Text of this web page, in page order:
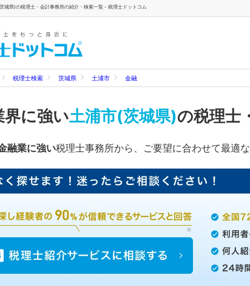
城県)の税理士・会計事務所の紹介・検索一覧 - 税理士ドットコム
税理士検索 茨城県 土浦市 金融
界に強い土浦市(茨城県)の税理士
融業に強い税理士事務所から、ご要望に合わせて最適